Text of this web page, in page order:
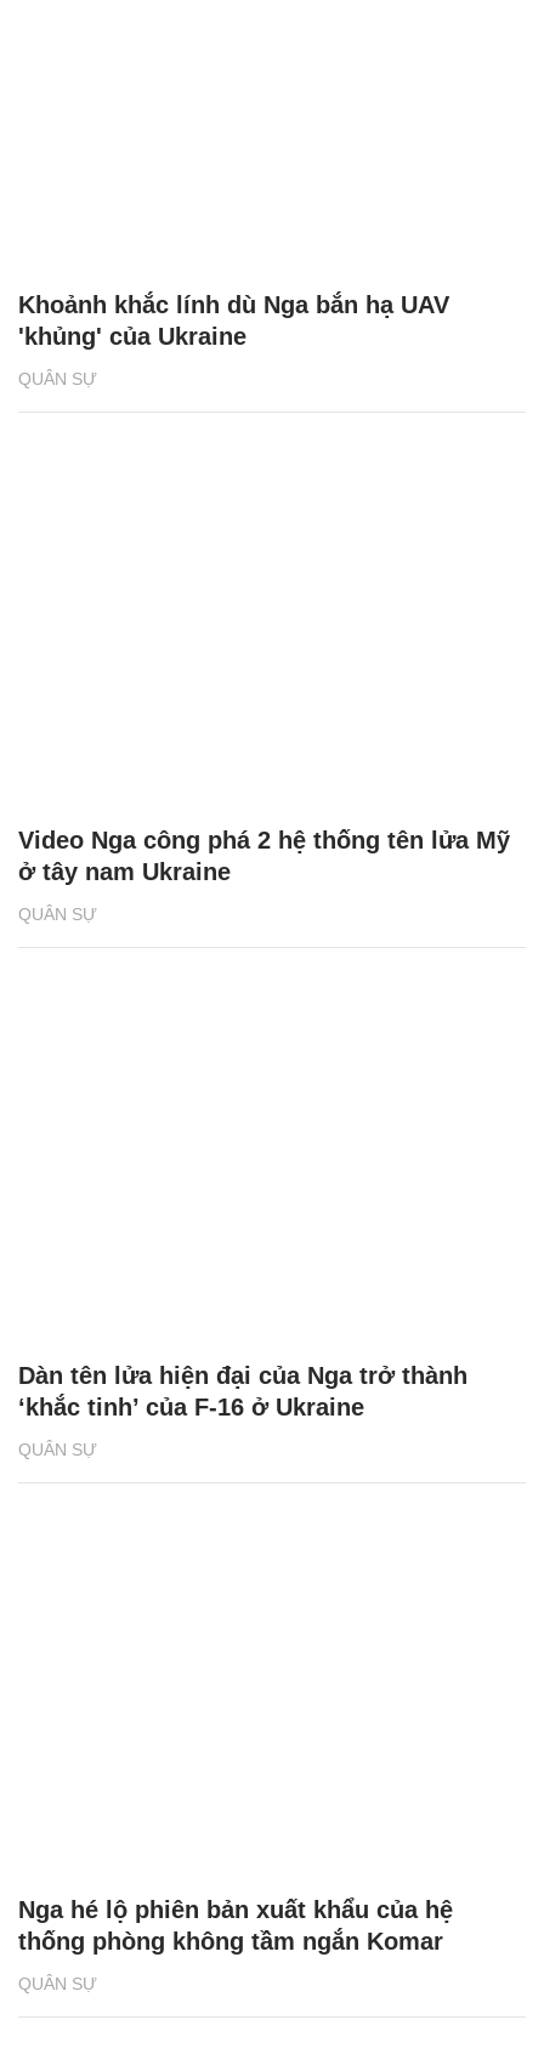
QUÂN SỰ
Khoảnh khắc lính dù Nga bắn hạ UAV
'khủng' của Ukraine
QUÂN SỰ
Video Nga công phá 2 hệ thống tên lửa Mỹ
ở tây nam Ukraine
QUÂN SỰ
Dàn tên lửa hiện đại của Nga trở thành
‘khắc tinh’ của F-16 ở Ukraine
QUÂN SỰ
Nga hé lộ phiên bản xuất khẩu của hệ
thống phòng không tầm ngắn Komar